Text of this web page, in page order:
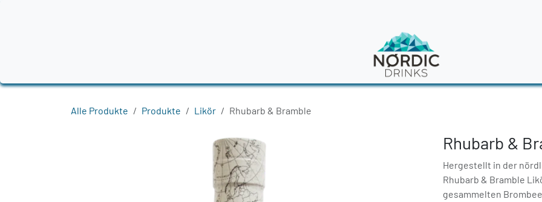
Alle Produkte Produkte Likör Rhubarb & Bramble
Rhubarb &
Hergestellt in der
Rhubarb & Bramble
gesammelten